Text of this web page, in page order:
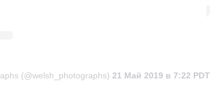
(@welsh_photographs) 21 Май 2019 в 7:22 PDT